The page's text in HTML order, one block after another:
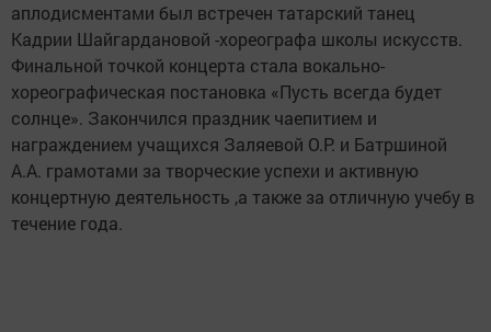
аплодисментами был встречен татарский танец
Кадрии Шайгардановой -хореографа школы искусств.
Финальной точкой концерта стала вокально-
хореографическая постановка «Пусть всегда будет
солнце». Закончился праздник чаепитием и
награждением учащихся Заляевой О.Р. и Батршиной
А.А. грамотами за творческие успехи и активную
концертную деятельность ,а также за отличную учебу в
течение года.